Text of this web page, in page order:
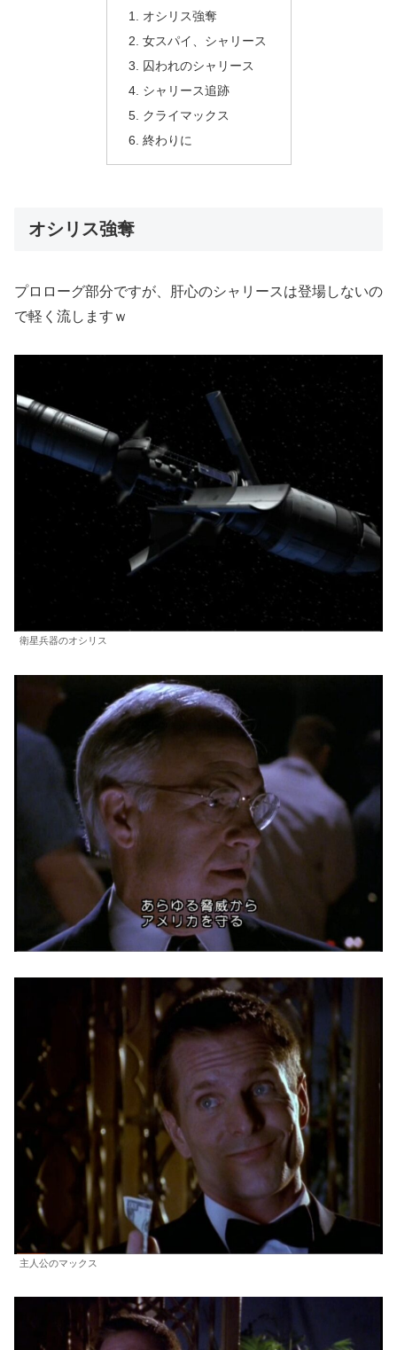
オシリス強奪
女スパイ、シャリース
囚われのシャリース
シャリース追跡
クライマックス
終わりに
オシリス強奪
プロローグ部分ですが、肝心のシャリースは登場しないの
で軽く流しますｗ
衛星兵器のオシリス
主人公のマックス